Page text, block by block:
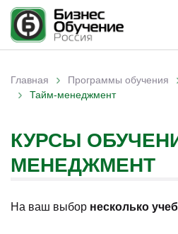
Вы здесь
Главная › Программы обучения
› Тайм-менеджмент
КУРСЫ
МЕНЕДЖМЕНТ
На ваш выбор несколько